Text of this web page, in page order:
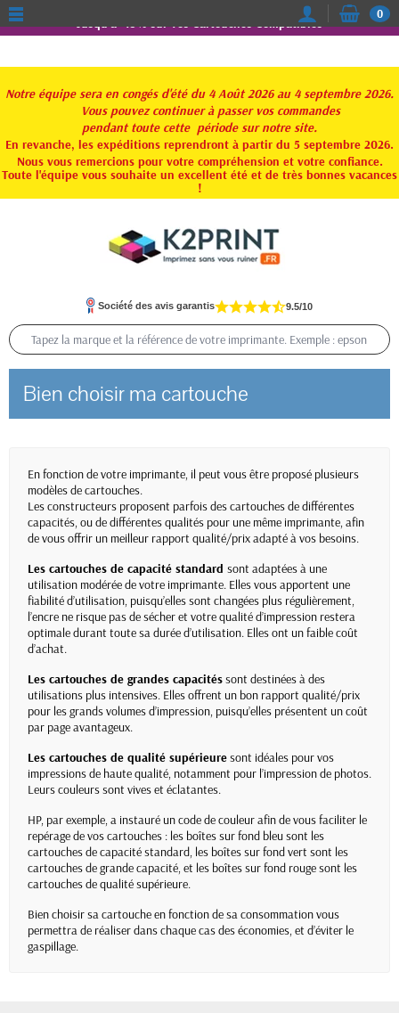
Jusqu'à -15% sur vos Cartouches Compatibles
Notre équipe sera en congés d'été du 4 Août 2026 au 4 septembre 2026.
Vous pouvez continuer à passer vos commandes
pendant toute cette période sur notre site.
En revanche, les expéditions reprendront à partir du 5 septembre 2026.
Nous vous remercions pour votre compréhension et votre confiance.
Toute l'équipe vous souhaite un excellent été et de très bonnes vacances
!
0
Société des avis garantis 9.5/10
Bien choisir ma cartouche
En fonction de votre imprimante, il peut vous être proposé plusieurs
modèles de cartouches.
Les constructeurs proposent parfois des cartouches de différentes
capacités, ou de différentes qualités pour une même imprimante, afin
de vous offrir un meilleur rapport qualité/prix adapté à vos besoins.
Les cartouches de capacité standard sont adaptées à une
utilisation modérée de votre imprimante. Elles vous apportent une
fiabilité d’utilisation, puisqu’elles sont changées plus régulièrement,
l’encre ne risque pas de sécher et votre qualité d’impression restera
optimale durant toute sa durée d’utilisation. Elles ont un faible coût
d’achat.
Les cartouches de grandes capacitéssont destinées à des
utilisations plus intensives. Elles offrent un bon rapport qualité/prix
pour les grands volumes d’impression, puisqu’elles présentent un coût
par page avantageux.
Les cartouches de qualité supérieuresont idéales pour vos
impressions de haute qualité, notamment pour l’impression de photos.
Leurs couleurs sont vives et éclatantes.
HP, par exemple, a instauré un code de couleur afin de vous faciliter le
repérage de vos cartouches : les boîtes sur fond bleu sont les
cartouches de capacité standard, les boîtes sur fond vert sont les
cartouches de grande capacité, et les boîtes sur fond rouge sont les
cartouches de qualité supérieure.
Bien choisir sa cartouche en fonction de sa consommation vous
permettra de réaliser dans chaque cas des économies, et d’éviter le
gaspillage.